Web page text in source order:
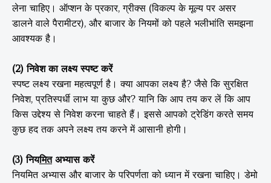
लेना चाहिए। ऑप्शन के प्रकार, ग्रीक्स (विकल्प के मूल्य पर असर
डालने वाले पैरामीटर), और बाजार के नियमों को पहले भलीभांति समझना
आवश्यक है।
(2) निवेश का लक्ष्य स्पष्ट करें
स्पष्ट लक्ष्य रखना महत्वपूर्ण है। क्या आपका लक्ष्य है? जैसे कि सुरक्षित
निवेश, प्रतिस्पर्धी लाभ या कुछ और? यानि कि आप तय कर लें कि आप
किस उद्देश्य से निवेश करना चाहते हैं। इससे आपको ट्रेडिंग करते समय
कुछ हद तक अपने लक्ष्य तय करने में आसानी होगी।
(3) नियमितअभ्यास करें
नियमित अभ्यास और बाजार के परिपर्णता को ध्यान में रखना चाहिए। डेमो